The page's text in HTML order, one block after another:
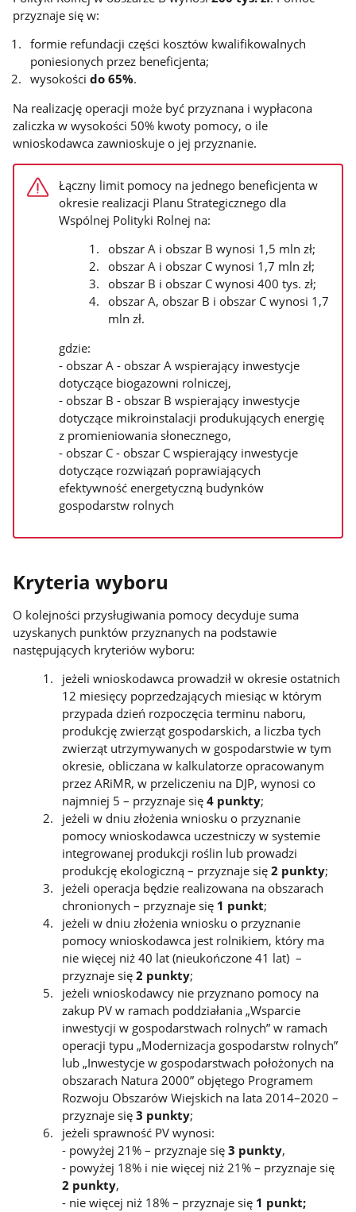
przyznaje się w:
formie refundacji części kosztów kwalifikowalnych
poniesionych przez beneficjenta;
wysokoścido 65%.
Na realizację operacji może być przyznana i wypłacona
zaliczka w wysokości 50% kwoty pomocy, o ile
wnioskodawca zawnioskuje o jej przyznanie.
Łączny limit pomocy na jednego beneficjenta w
okresie realizacji Planu Strategicznego dla
Wspólnej Polityki Rolnej na:
obszar A i obszar B wynosi 1,5 mln zł;
obszar A i obszar C wynosi 1,7 mln zł;
obszar B i obszar C wynosi 400 tys. zł;
obszar A, obszar B i obszar C wynosi 1,7
mln zł.
gdzie:
- obszar A - obszar A wspierający inwestycje
dotyczące biogazowni rolniczej,
- obszar B - obszar B wspierający inwestycje
dotyczące mikroinstalacji produkujących energię
z promieniowania słonecznego,
- obszar C - obszar C wspierający inwestycje
dotyczące rozwiązań poprawiających
efektywność energetyczną budynków
gospodarstw rolnych
Kryteria wyboru
O kolejności przysługiwania pomocy decyduje suma
uzyskanych punktów przyznanych na podstawie
następujących kryteriów wyboru:
jeżeli wnioskodawca prowadził w okresie ostatnich
12 miesięcy poprzedzających miesiąc w którym
przypada dzień rozpoczęcia terminu naboru,
produkcję zwierząt gospodarskich, a liczba tych
zwierząt utrzymywanych w gospodarstwie w tym
okresie, obliczana w kalkulatorze opracowanym
przez ARiMR, w przeliczeniu na DJP, wynosi co
najmniej 5 – przyznaje się4 punkty;
jeżeli w dniu złożenia wniosku o przyznanie
pomocy wnioskodawca uczestniczy w systemie
integrowanej produkcji roślin lub prowadzi
produkcję ekologiczną – przyznaje się2 punkty;
jeżeli operacja będzie realizowana na obszarach
chronionych – przyznaje się 1 punkt;
jeżeli w dniu złożenia wniosku o przyznanie
pomocy wnioskodawca jest rolnikiem, który ma
nie więcej niż 40 lat (nieukończone 41 lat) –
przyznaje się2 punkty;
jeżeli wnioskodawcy nie przyznano pomocy na
zakup PV w ramach poddziałania „Wsparcie
inwestycji w gospodarstwach rolnych” w ramach
operacji typu „Modernizacja gospodarstw rolnych”
lub „Inwestycje w gospodarstwach położonych na
obszarach Natura 2000” objętego Programem
Rozwoju Obszarów Wiejskich na lata 2014–2020 –
przyznaje się3 punkty;
jeżeli sprawność PV wynosi:
- powyżej 21% – przyznaje się3 punkty,
- powyżej 18% i nie więcej niż 21% – przyznaje się
2 punkty,
- nie więcej niż 18% – przyznaje się 1 punkt;